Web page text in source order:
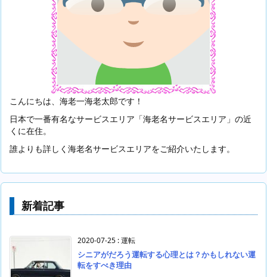
こんにちは、海老一海老太郎です！
日本で一番有名なサービスエリア「海老名サービスエリア」の近
くに在住。
誰よりも詳しく海老名サービスエリアをご紹介いたします。
新着記事
2020-07-25 :運転
シニアがだろう運転する心理とは？かもしれない運
転をすべき理由